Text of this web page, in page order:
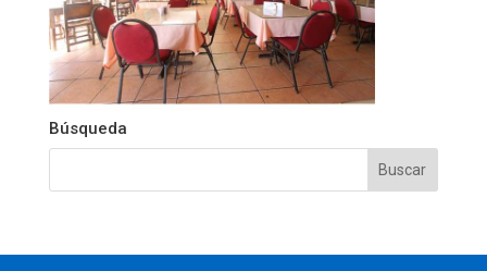
Búsqueda